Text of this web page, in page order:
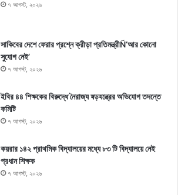
৭ আগস্ট, ২০২৬
সাকিবের দেশে ফেরার প্রশ্নে ক্রীড়া প্রতিমন্ত্রীÑ‘আর কোনো
সুযোগ নেই’
৭ আগস্ট, ২০২৬
ইবির ৪৪ শিক্ষকের বিরুদ্ধে নৈরাজ্য ষড়যন্ত্রের অভিযোগ তদন্তে
কমিটি
৭ আগস্ট, ২০২৬
কয়রার ১৪২ প্রাথমিক বিদ্যালয়ের মধ্যে ৮৩ টি বিদ্যালয়ে নেই
প্রধান শিক্ষক
৭ আগস্ট, ২০২৬